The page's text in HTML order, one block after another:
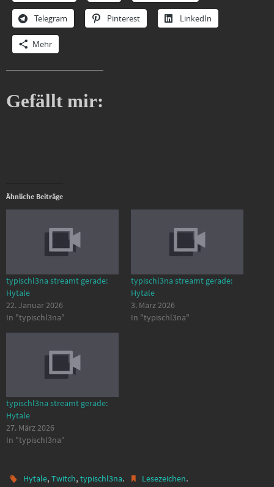
Telegram Pinterest LinkedIn
Mehr
Gefällt mir:
Ähnliche Beiträge
typischl3na streamt gerade:
Hytale
22. Januar 2026
In "typischl3na"
typischl3na streamt gerade:
Hytale
3. März 2026
In "typischl3na"
typischl3na streamt gerade:
Hytale
27. März 2026
In "typischl3na"
Hytale,Twitch,typischl3na. Lesezeichen.